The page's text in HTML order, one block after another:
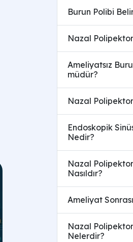
Burun Polibi
Nazal
Ameliyatsız
müdür?
Nazal
Endoskopik
Nedir?
Nazal
Nasıldır?
Ameliyat
Nazal
Nelerdir?